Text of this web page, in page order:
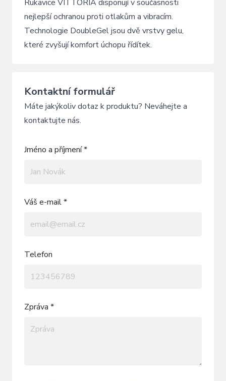
Rukavice VITTORIA disponují v současnosti
nejlepší ochranou proti otlakům a vibracím.
Technologie DoubleGel jsou dvě vrstvy gelu,
které zvyšují komfort úchopu řídítek.
Kontaktní formulář
Máte jakýkoliv dotaz k produktu? Neváhejte a
kontaktujte nás.
Jméno a příjmení *
Váš e-mail *
Telefon
Zpráva *